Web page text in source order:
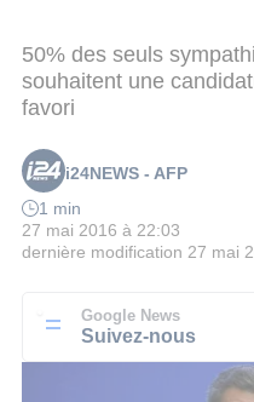
50% des seuls
souhaitent une
favori
i24NEWS - AFP
1 min
27 mai 2016 à 22:03
dernière modification 27 mai
Google News
Suivez-nous